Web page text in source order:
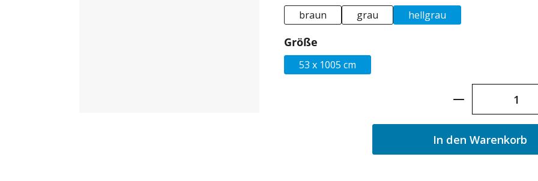
braun grau hellgrau
Größe
53 x 1005 cm
Produkt
In den Warenkorb